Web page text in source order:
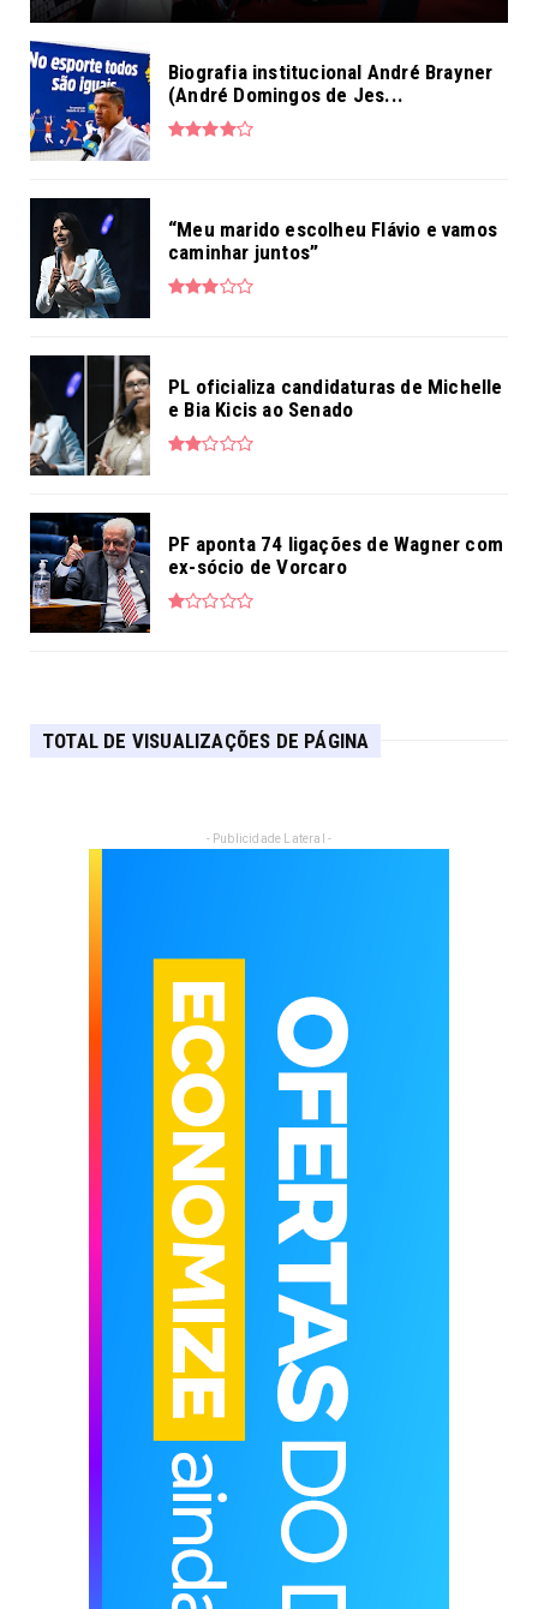
Biografia institucional André Brayner
(André Domingos de Jes...
“Meu marido escolheu Flávio e vamos
caminhar juntos”
PL oficializa candidaturas de Michelle
e Bia Kicis ao Senado
PF aponta 74 ligações de Wagner com
ex-sócio de Vorcaro
TOTAL DE VISUALIZAÇÕES DE PÁGINA
- Publicidade Lateral -